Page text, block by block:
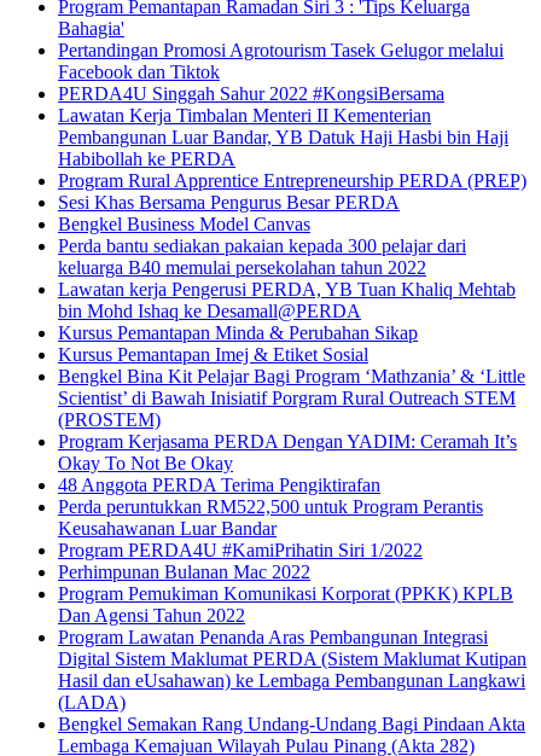
Program Pemantapan Ramadan Siri 3 : 'Tips Keluarga
Bahagia'
Pertandingan Promosi Agrotourism Tasek Gelugor melalui
Facebook dan Tiktok
PERDA4U Singgah Sahur 2022 #KongsiBersama
Lawatan Kerja Timbalan Menteri II Kementerian
Pembangunan Luar Bandar, YB Datuk Haji Hasbi bin Haji
Habibollah ke PERDA
Program Rural Apprentice Entrepreneurship PERDA (PREP)
Sesi Khas Bersama Pengurus Besar PERDA
Bengkel Business Model Canvas
Perda bantu sediakan pakaian kepada 300 pelajar dari
keluarga B40 memulai persekolahan tahun 2022
Lawatan kerja Pengerusi PERDA, YB Tuan Khaliq Mehtab
bin Mohd Ishaq ke Desamall@PERDA
Kursus Pemantapan Minda & Perubahan Sikap
Kursus Pemantapan Imej & Etiket Sosial
Bengkel Bina Kit Pelajar Bagi Program ‘Mathzania’ & ‘Little
Scientist’ di Bawah Inisiatif Porgram Rural Outreach STEM
(PROSTEM)
Program Kerjasama PERDA Dengan YADIM: Ceramah It’s
Okay To Not Be Okay
48 Anggota PERDA Terima Pengiktirafan
Perda peruntukkan RM522,500 untuk Program Perantis
Keusahawanan Luar Bandar
Program PERDA4U #KamiPrihatin Siri 1/2022
Perhimpunan Bulanan Mac 2022
Program Pemukiman Komunikasi Korporat (PPKK) KPLB
Dan Agensi Tahun 2022
Program Lawatan Penanda Aras Pembangunan Integrasi
Digital Sistem Maklumat PERDA (Sistem Maklumat Kutipan
Hasil dan eUsahawan) ke Lembaga Pembangunan Langkawi
(LADA)
Bengkel Semakan Rang Undang-Undang Bagi Pindaan Akta
Lembaga Kemajuan Wilayah Pulau Pinang (Akta 282)